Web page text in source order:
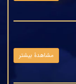
مشاهدۀ بیشتر